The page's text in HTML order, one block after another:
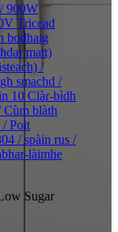
900W
Tricead
bodhaig
matt)
/
smachd /
10 Clàr-bìdh
Cùm blàth
/ Poit
/ spàin rus /
làimhe